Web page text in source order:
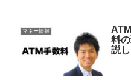
マネー情報
料
説